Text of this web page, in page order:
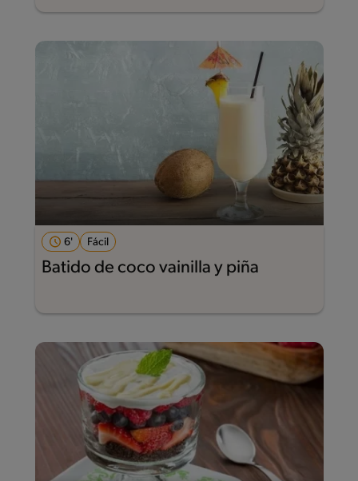
6' Fácil
Batido de coco vainilla y piña